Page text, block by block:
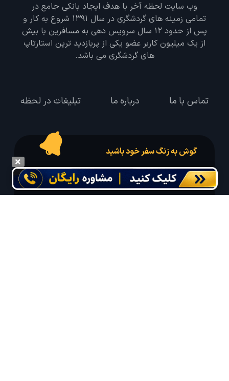
وب سایت لحظه آخر با هدف ایجاد بانکی جامع در
تمامی زمینه های گردشگری در سال 1391 شروع به کار و
پس از حدود 12 سال سرویس دهی به مسافرین با بیش
از یک میلیون کاربر عضو یکی از پربازدید ترین استارتاپ
های گردشگری می باشد.
تماس با ما درباره ما تبلیغات در لحظه
گوش به زنگ سفر خود باشید
درخواست سفر خود را در مدت زمان دلخواه ثبت و پیامک بهترین آفر مربوط به تور
درخواستی خود را دریافت نمایید